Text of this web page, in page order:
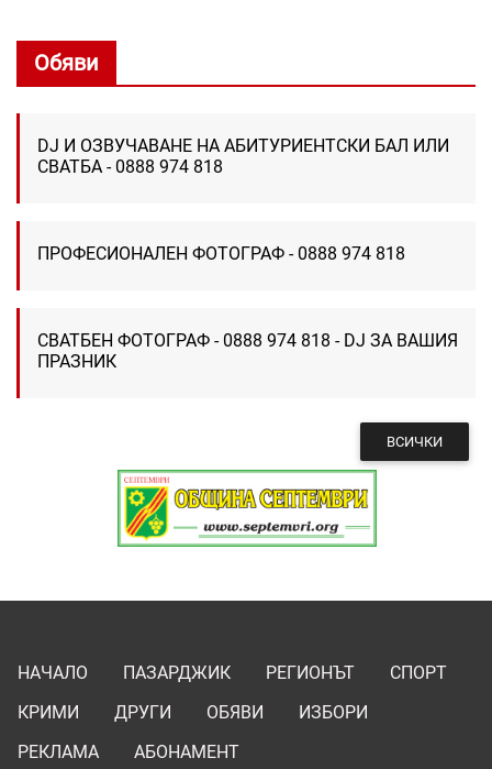
Обяви
DJ И ОЗВУЧАВАНЕ НА АБИТУРИЕНТСКИ БАЛ ИЛИ
СВАТБА - 0888 974 818
ПРОФЕСИОНАЛЕН ФОТОГРАФ - 0888 974 818
СВАТБЕН ФОТОГРАФ - 0888 974 818 - DJ ЗА ВАШИЯ
ПРАЗНИК
ВСИЧКИ
НАЧАЛО ПАЗАРДЖИК РЕГИОНЪТ
СПОРТ
КРИМИ
ДРУГИ ОБЯВИ
ИЗБОРИ
РЕКЛАМА
АБОНАМЕНТ